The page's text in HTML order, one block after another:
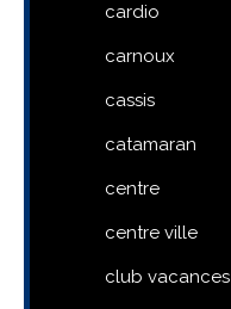
cardio
carnoux
cassis
catamaran
centre
centre ville
club vacances